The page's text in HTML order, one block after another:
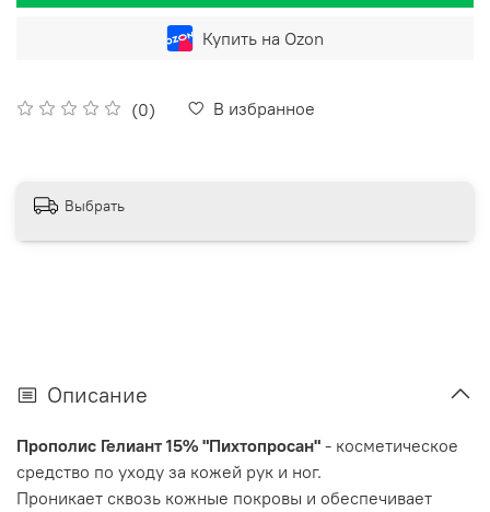
(0) В избранное
Купить на Ozon
Выбрать
Описание
Прополис Гелиант 15% "Пихтопросан" - косметическое
средство по уходу за кожей рук и ног.
Проникает сквозь кожные покровы и обеспечивает